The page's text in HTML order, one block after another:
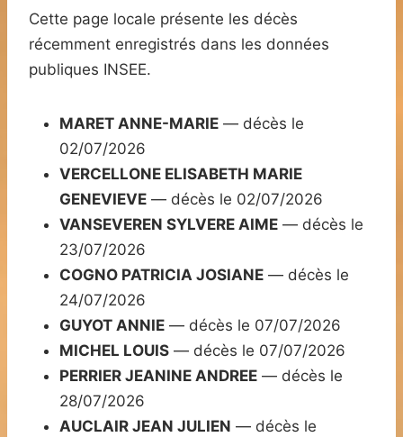
Cette page locale présente les décès
récemment enregistrés dans les données
publiques INSEE.
MARET ANNE-MARIE — décès le
02/07/2026
VERCELLONE ELISABETH MARIE
GENEVIEVE — décès le 02/07/2026
VANSEVEREN SYLVERE AIME — décès le
23/07/2026
COGNO PATRICIA JOSIANE — décès le
24/07/2026
GUYOT ANNIE — décès le 07/07/2026
MICHEL LOUIS — décès le 07/07/2026
PERRIER JEANINE ANDREE — décès le
28/07/2026
AUCLAIR JEAN JULIEN — décès le